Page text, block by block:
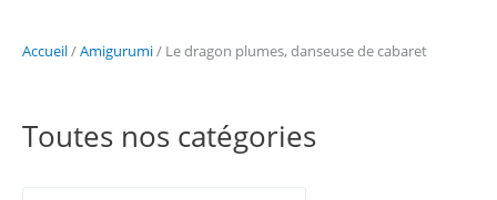
Accueil/Amigurumi/ Le dragon plumes, danseuse de cabaret
Toutes nos catégories